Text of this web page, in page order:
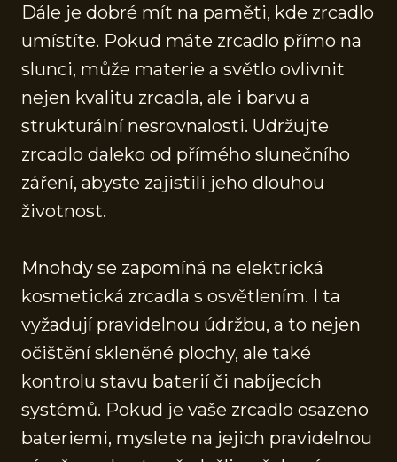
Dále je dobré mít na paměti, kde zrcadlo
umístíte. Pokud máte zrcadlo přímo na
slunci, může materie a světlo ovlivnit
nejen kvalitu zrcadla, ale i barvu a
strukturální nesrovnalosti. Udržujte
zrcadlo daleko od přímého slunečního
záření, abyste zajistili jeho dlouhou
životnost.
Mnohdy se zapomíná na elektrická
kosmetická zrcadla s osvětlením. I ta
vyžadují pravidelnou údržbu, a to nejen
očištění skleněné plochy, ale také
kontrolu stavu baterií či nabíjecích
systémů. Pokud je vaše zrcadlo osazeno
bateriemi, myslete na jejich pravidelnou